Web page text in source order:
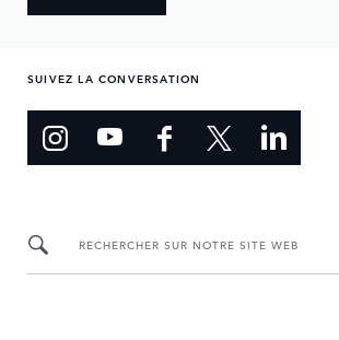
SUIVEZ LA CONVERSATION
RECHERCHER SUR NOTRE SITE WEB